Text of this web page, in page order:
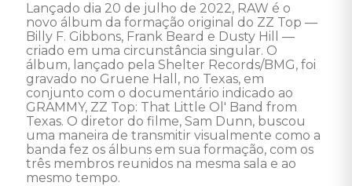
Lançado dia 20 de julho de 2022, RAW é o
novo álbum da formação original do ZZ Top —
Billy F. Gibbons, Frank Beard e Dusty Hill —
criado em uma circunstância singular. O
álbum, lançado pela Shelter Records/BMG, foi
gravado no Gruene Hall, no Texas, em
conjunto com o documentário indicado ao
GRAMMY, ZZ Top: That Little Ol' Band from
Texas. O diretor do filme, Sam Dunn, buscou
uma maneira de transmitir visualmente como a
banda fez os álbuns em sua formação, com os
três membros reunidos na mesma sala e ao
mesmo tempo.